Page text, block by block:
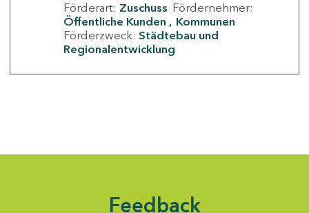
Förderart: Zuschuss Fördernehmer:
Öffentliche Kunden
Kommunen
Förderzweck: Städtebau und
Regionalentwicklung
Feedback